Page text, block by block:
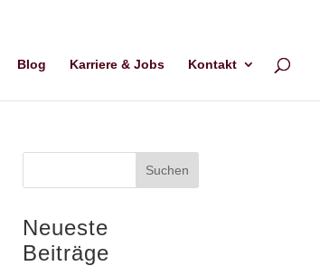
Blog Karriere & Jobs Kontakt
Neueste
Beiträge